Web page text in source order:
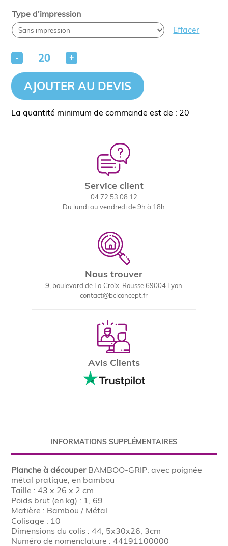
Type d'impression
Effacer
- +
AJOUTER AU DEVIS
La quantité minimum de commande est de : 20
Service client
04 72 53 08 12
Du lundi au vendredi de 9h à 18h
Nous trouver
9, boulevard de La Croix-Rousse 69004 Lyon
contact@bclconcept.fr
Avis Clients
INFORMATIONS SUPPLÉMENTAIRES
Planche à découperBAMBOO-GRIP: avec poignée
métal pratique, en bambou
Taille : 43 x 26 x 2 cm
Poids brut (en kg) : 1, 69
Matière : Bambou / Métal
Colisage : 10
Dimensions du colis : 44, 5x30x26, 3cm
Numéro de nomenclature : 44191100000